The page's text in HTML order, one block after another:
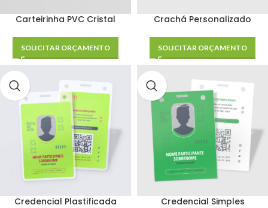
Carteirinha PVC Cristal
SOLICITAR ORÇAMENTO
Crachá Personalizado
SOLICITAR ORÇAMENTO
Credencial Plastificada Credencial Simples